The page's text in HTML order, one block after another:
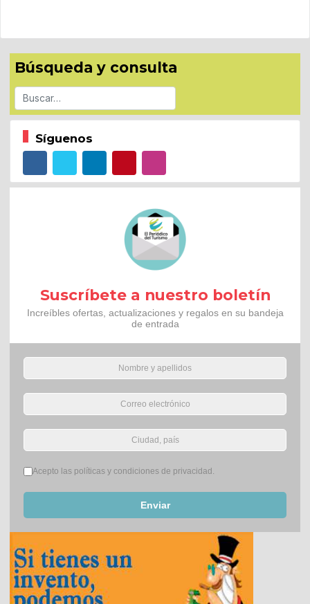
Búsqueda y consulta
Buscar
Síguenos
Suscríbete a nuestro boletín
Increíbles ofertas, actualizaciones y regalos en su bandeja
de entrada
Términos del servicio*
Acepto las políticas y condiciones de privacidad.
Enviar